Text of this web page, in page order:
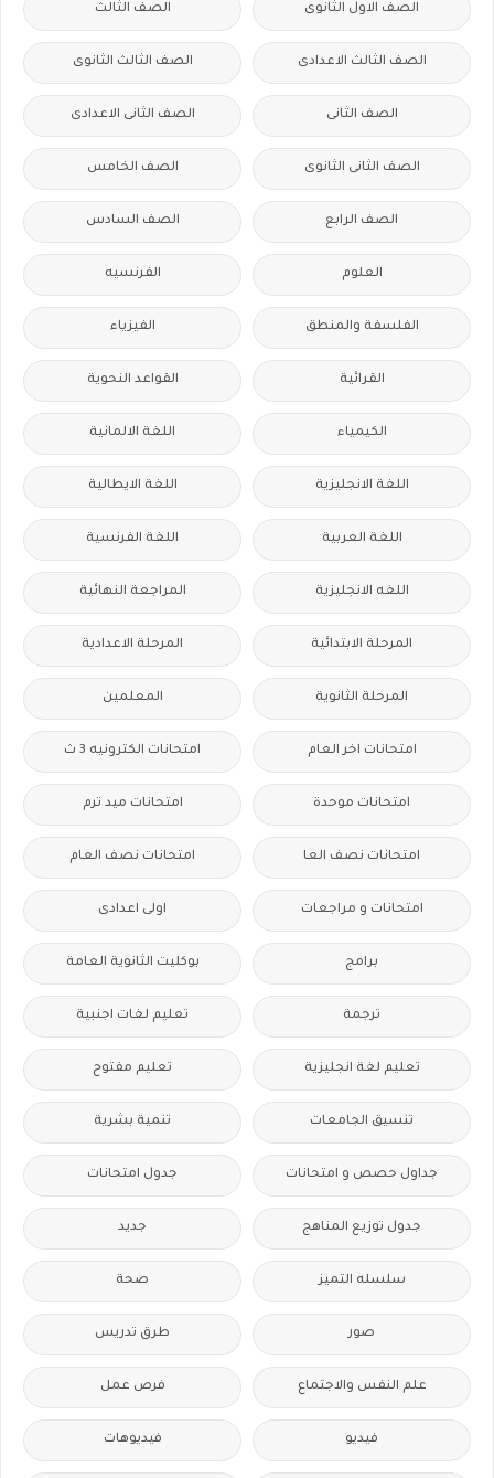
الصف الاول الثانوى الصف الثالث
الصف الثالث الاعدادى الصف الثالث الثانوى
الصف الثانى الصف الثانى الاعدادى
الصف الثانى الثانوى الصف الخامس
الصف الرابع الصف السادس
العلوم الفرنسيه
الفلسفة والمنطق الفيزياء
القرائية القواعد النحوية
الكيمياء اللغة الالمانية
اللغة الانجليزية اللغة الايطالية
اللغة العربية اللغة الفرنسية
اللغه الانجليزية المراجعة النهائية
المرحلة الابتدائية المرحلة الاعدادية
المرحلة الثانوية المعلمين
امتحانات اخر العام امتحانات الكترونيه 3 ث
امتحانات موحدة امتحانات ميد ترم
امتحانات نصف العا امتحانات نصف العام
امتحانات و مراجعات اولى اعدادى
برامج بوكليت الثانوية العامة
ترجمة تعليم لغات اجنبية
تعليم لغة انجليزية تعليم مفتوح
تنسيق الجامعات تنمية بشرية
جداول حصص و امتحانات جدول امتحانات
جدول توزيع المناهج جديد
سلسله التميز صحة
صور طرق تدريس
علم النفس والاجتماع فرص عمل
فيديو فيديوهات